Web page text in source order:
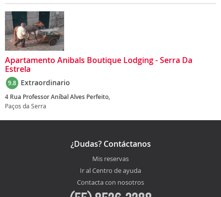
Apartamento Anibals Boutique Lodging - Serra Da
Estrela
9.8 Extraordinario
4 Rua Professor Aníbal Alves Perfeito,
Paços da Serra
¿Dudas? Contáctanos
Mis reservas
Ir al Centro de ayuda
Contacta con nosotros